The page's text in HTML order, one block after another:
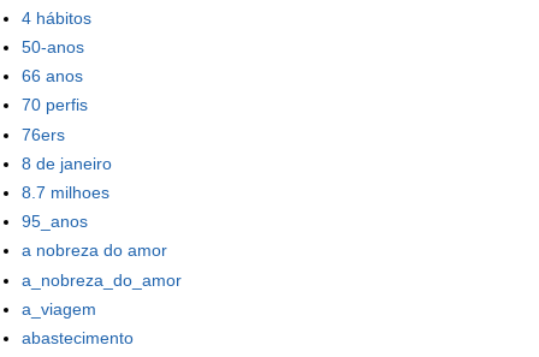
4 hábitos
50-anos
66 anos
70 perfis
76ers
8 de janeiro
8.7 milhoes
95_anos
a nobreza do amor
a_nobreza_do_amor
a_viagem
abastecimento